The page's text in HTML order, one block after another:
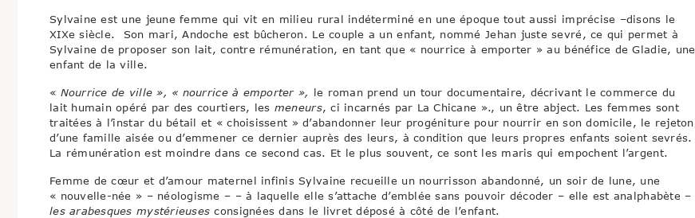
Sylvaine est une jeune femme qui vit en milieu rural indéterminé en une époque tout aussi imprécise –disons le
XIXe siècle. Son mari, Andoche est bûcheron. Le couple a un enfant, nommé Jehan juste sevré, ce qui permet à
Sylvaine de proposer son lait, contre rémunération, en tant que « nourrice à emporter » au bénéfice de Gladie, une
enfant de la ville.
« Nourrice de ville », « nourrice à emporter », le roman prend un tour documentaire, décrivant le commerce du
lait humain opéré par des courtiers, les meneurs, ci incarnés par La Chicane »., un être abject. Les femmes sont
traitées à l’instar du bétail et « choisissent » d’abandonner leur progéniture pour nourrir en son domicile, le rejeton
d’une famille aisée ou d’emmener ce dernier auprès des leurs, à condition que leurs propres enfants soient sevrés.
La rémunération est moindre dans ce second cas. Et le plus souvent, ce sont les maris qui empochent l’argent.
Femme de cœur et d’amour maternel infinis Sylvaine recueille un nourrisson abandonné, un soir de lune, une
« nouvelle-née » – néologisme – – à laquelle elle s’attache d’emblée sans pouvoir décoder – elle est analphabète –
les arabesques mystérieuses consignées dans le livret déposé à côté de l’enfant.